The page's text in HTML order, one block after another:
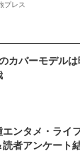
プレス
カバーモデル
エンタメ・ライ
読者アンケート